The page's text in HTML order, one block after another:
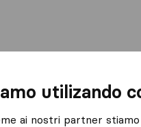
in Italia
utilizando
ai nostri partner